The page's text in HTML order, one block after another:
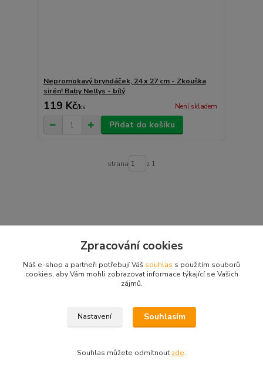
Nepromokavý bryndáček, 24 x 27 cm - Zkouška
sirén! Baby Nellys - bílý
119 Kč/ks Není skladem
Přidat do košíku
strana z 1
duchodky.cz www.kocarkyvdf.cz
Polské letáky|duchodky.eu| Rakouské letáky
letáky| Slovní fotbal|Hry s dětmi
Zpracování cookies
Náš e-shop a partneři potřebují Váš souhlas s použitím souborů
cookies, aby Vám mohli zobrazovat informace týkající se Vašich
zájmů.
Nastavení Souhlasím
Souhlas můžete odmítnout zde.